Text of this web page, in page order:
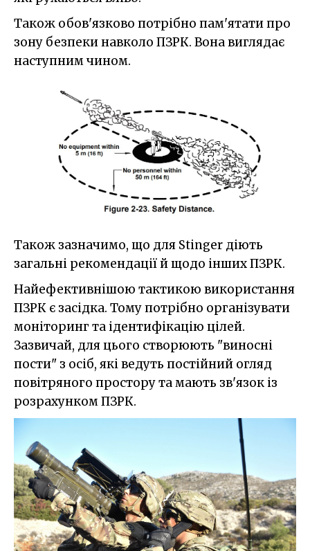
Також обов'язково потрібно пам'ятати про
зону безпеки навколо ПЗРК. Вона виглядає
наступним чином.
Також зазначимо, що для Stinger діють
загальні рекомендації й щодо інших ПЗРК.
Найефективнішою тактикою використання
ПЗРК є засідка. Тому потрібно організувати
моніторинг та ідентифікацію цілей.
Зазвичай, для цього створюють "виносні
пости" з осіб, які ведуть постійний огляд
повітряного простору та мають зв'язок із
розрахунком ПЗРК.